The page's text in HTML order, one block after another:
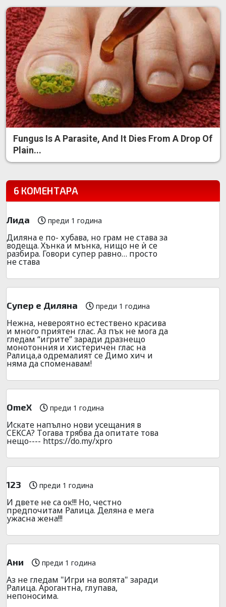
Fungus Is A Parasite, And It Dies From A Drop Of
Plain...
6 КОМЕНТАРА
Лида преди 1 година
Диляна е по- хубава, но грам не става за
водеща. Хънка и мънка, нищо не ѝ се
разбира. Говори супер равно… просто
не става
Супер е Диляна преди 1 година
Нежна, невероятно естествено красива
и много приятен глас. Аз пък не мога да
гледам “игрите” заради дразнещо
монотонния и хистеричен глас на
Ралица,а одремалият се Димо хич и
няма да споменавам!
OmeX преди 1 година
Иcкатe напълно нови yсещания в
CEKCA? Tогава тpябва да опитате това
нещо---- https://do.my/xpro
123 преди 1 година
И двете не са ок!!! Но, честно
предпочитам Ралица. Деляна е мега
ужасна жена!!!
Ани преди 1 година
Аз не гледам "Игри на волята" заради
Ралица. Арогантна, глупава,
непоносима.